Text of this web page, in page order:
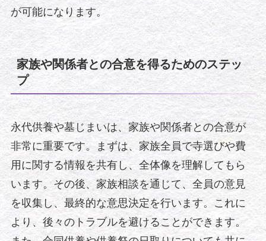
が可能になります。
家族や関係者との合意を得るためのステッ
プ
永代供養や墓じまいは、家族や関係者との合意が
非常に重要です。まずは、家族全員で寺選びや費
用に関する情報を共有し、全体像を理解してもら
います。その後、家族相談を通じて、全員の意見
を収集し、最終的な意思決定を行います。これに
より、後々のトラブルを避けることができます。